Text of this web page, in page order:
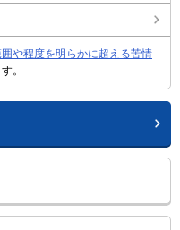
囲や程度を明らかに超える苦情
。